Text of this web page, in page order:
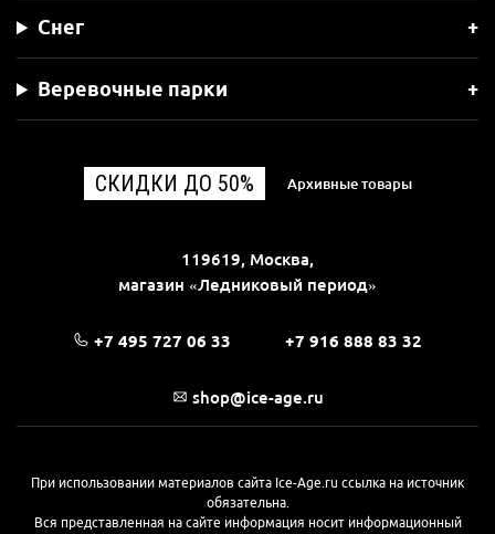
Снег
Веревочные парки
СКИДКИ ДО 50% Архивные товары
119619, Москва,
магазин «Ледниковый период»
+7 495 727 06 33 +7 916 888 83 32
shop@ice-age.ru
При использовании материалов сайта Ice-Age.ru ссылка на источник
обязательна.
Вся представленная на сайте информация носит информационный